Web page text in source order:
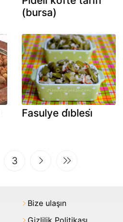
(bursa)
Fasulye di̇blesi̇
3
Bize ulaşın
Gizlilik Politikası